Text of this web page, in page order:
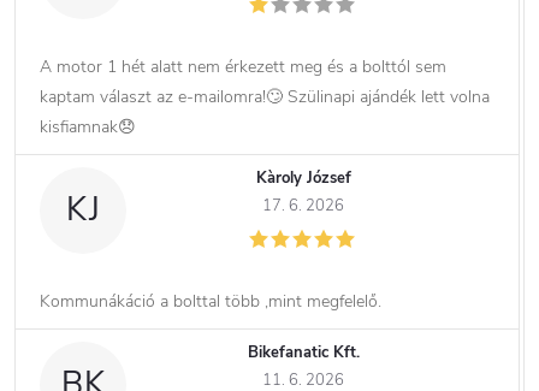
A motor 1 hét alatt nem érkezett meg és a bolttól sem
kaptam választ az e-mailomra!🙄 Szülinapi ajándék lett volna
kisfiamnak😞
KJ
Kàroly József
17. 6. 2026
Kommunákáció a bolttal több ,mint megfelelő.
Bikefanatic Kft.
11. 6. 2026